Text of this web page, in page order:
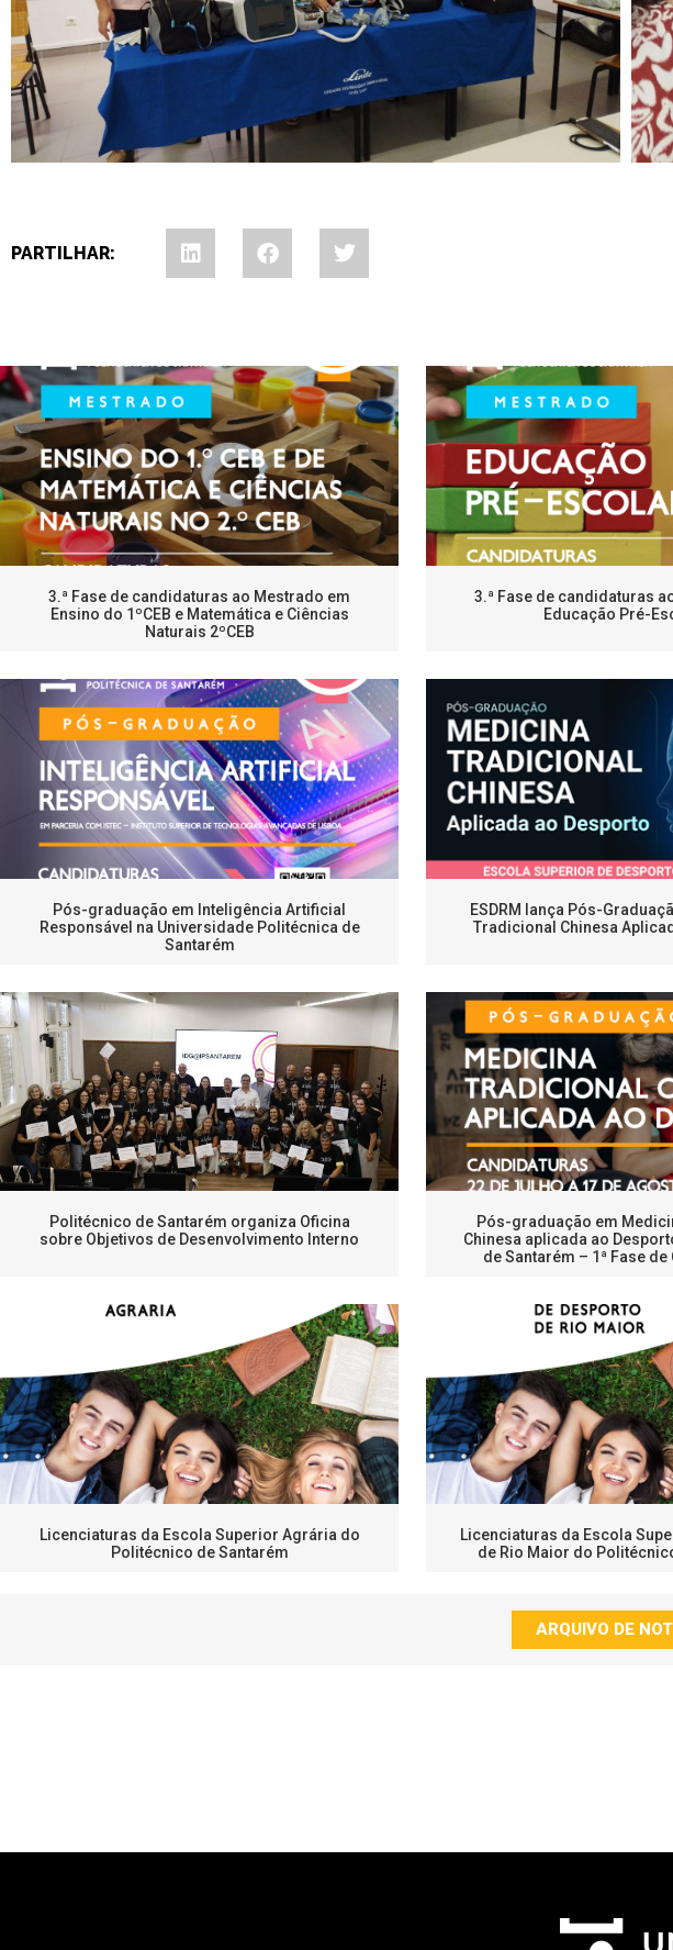
PARTILHAR:
3.ª Fase de candidaturas ao Mestrado em
Ensino do 1ºCEB e Matemática e Ciências
Naturais 2ºCEB
3.ª Fase de candidaturas
Educação Pré-
Pós-graduação em Inteligência Artificial
Responsável na Universidade Politécnica de
Santarém
ESDRM lança Pós-
Tradicional Chinesa
Politécnico de Santarém organiza Oficina
sobre Objetivos de Desenvolvimento Interno
Pós-graduação em
Chinesa aplicada ao
de Santarém – 1ª Fase
Licenciaturas da Escola Superior Agrária do
Politécnico de Santarém
Licenciaturas da Escola
de Rio Maior do
ARQUIVO DE